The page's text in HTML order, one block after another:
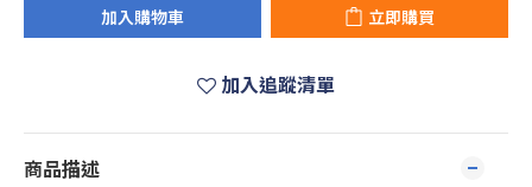
加入購物車 立即購買
加入追蹤清單
商品描述